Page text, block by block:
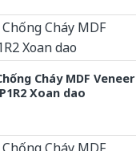
Cháy MDF Veneer
P1R2 Xoan dao